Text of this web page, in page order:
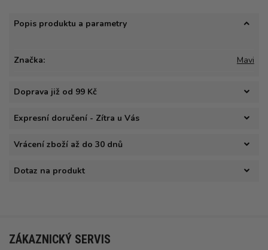
Popis produktu a parametry
Značka: Mavi
Doprava již od 99 Kč
Expresní doručení - Zítra u Vás
Vrácení zboží až do 30 dnů
Dotaz na produkt
ZÁKAZNICKÝ SERVIS